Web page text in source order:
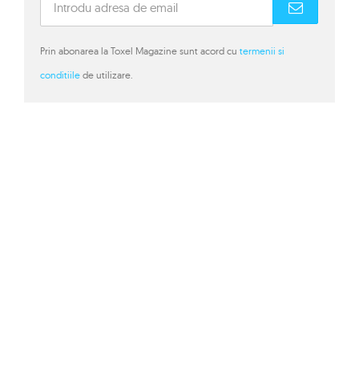
Prin abonarea la Toxel Magazine sunt acord cu termenii si
conditiile de utilizare.